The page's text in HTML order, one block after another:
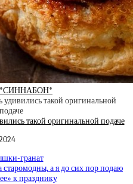
такой оригинальной подаче
гранат
а я до сих пор подаю
к празднику